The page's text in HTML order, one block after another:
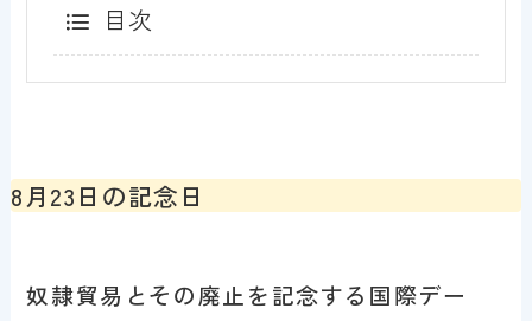
目次
8月23日の記念日
奴隷貿易とその廃止を記念する国際デー